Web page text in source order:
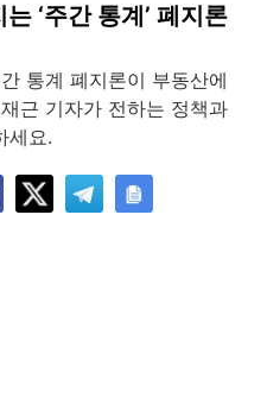
‘주간 통계’ 폐지론
통계 폐지론이 부동산에
근 기자가 전하는 정책과
세요.